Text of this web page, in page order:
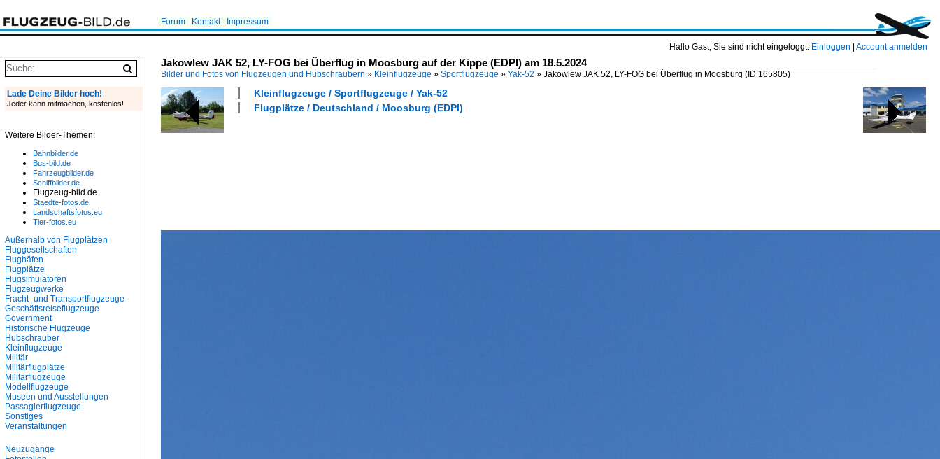
Hallo Gast, Sie sind nicht eingeloggt. Einloggen Account anmelden
Forum Kontakt Impressum
Jakowlew JAK 52, LY-FOG bei Überflug in Moosburg auf der Kippe (EDPI) am 18.5.2024
Bilder und Fotos von Flugzeugen und Hubschraubern » Kleinflugzeuge » Sportflugzeuge » Yak-52 » Jakowlew JAK 52, LY-FOG bei Überflug in Moosburg (ID 165805)
Kleinflugzeuge / Sportflugzeuge / Yak-52
Flugplätze / Deutschland / Moosburg (EDPI)
Lade Deine Bilder hoch!
Jeder kann mitmachen, kostenlos!
Weitere Bilder-Themen:
Bahnbilder.de
Bus-bild.de
Fahrzeugbilder.de
Schiffbilder.de
Flugzeug-bild.de
Staedte-fotos.de
Landschaftsfotos.eu
Tier-fotos.eu
Außerhalb von Flugplätzen
Fluggesellschaften
Flughäfen
Flugplätze
Flugsimulatoren
Flugzeugwerke
Fracht- und Transportflugzeuge
Geschäftsreiseflugzeuge
Government
Historische Flugzeuge
Hubschrauber
Kleinflugzeuge
Militär
Militärflugplätze
Militärflugzeuge
Modellflugzeuge
Museen und Ausstellungen
Passagierflugzeuge
Sonstiges
Veranstaltungen
Neuzugänge